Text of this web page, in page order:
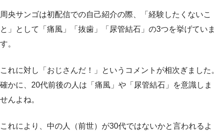
周央サンゴは初配信での自己紹介の際、「経験したくないこ
と」として「痛風」「抜歯」「尿管結石」の3つを挙げていま
す。
これに対し「おじさんだ！」というコメントが相次ぎました。
確かに、20代前後の人は「痛風」や「尿管結石」を意識しま
せんよね。
これにより、中の人（前世）が30代ではないかと言われるよ